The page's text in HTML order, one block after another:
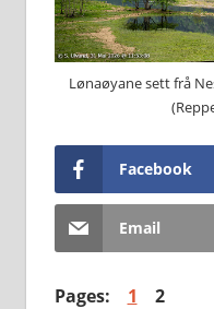
Lønaøyane sett frå
Facebook
Email
Pages: 1 2